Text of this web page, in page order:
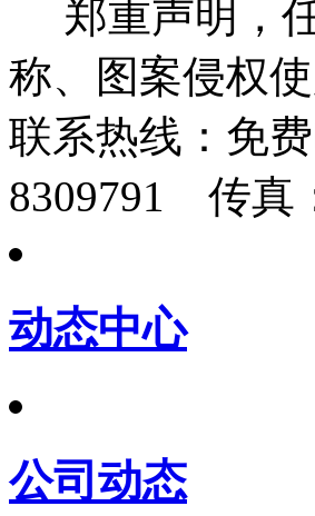
郑重声明，
称、图案侵权
联系热线： 免
8309791 传真
动态中心
公司动态